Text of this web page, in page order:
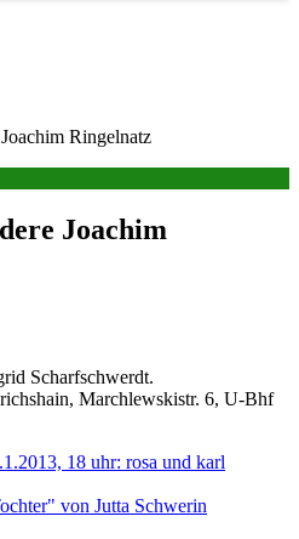
Ringelnatz
Joachim
Scharfschwerdt.
Marchlewskistr. 6, U-Bhf
18 uhr: rosa und karl
von Jutta Schwerin